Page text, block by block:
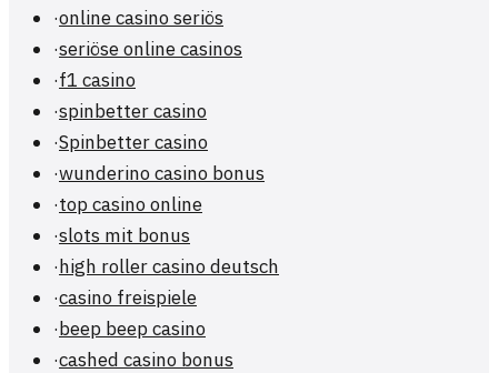
·online casino seriös
·seriöse online casinos
·f1 casino
·spinbetter casino
·Spinbetter casino
·wunderino casino bonus
·top casino online
·slots mit bonus
·high roller casino deutsch
·casino freispiele
·beep beep casino
·cashed casino bonus